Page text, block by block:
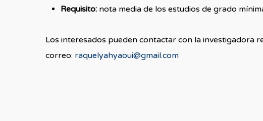
Requisito: nota media de los estudios de grado
Los interesados pueden contactar con la investigadora
correo: raquelyahyaoui@gmail.com